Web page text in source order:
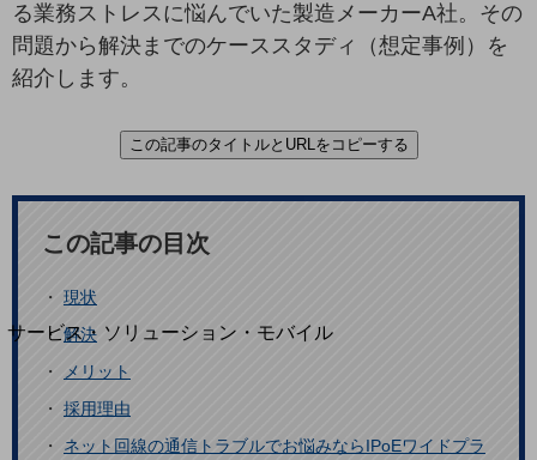
Smart Mobility
Smart Worksite
生成AI(Generative AI)
地域の取り組み
地域社会を支える皆さまと地域課題の解決や
地域経済のさらなる活性化に取り組みます
LGPF(Local Government Platform)
サービス・ソリューション・モバイル
DXに関する課題を解決する
カテゴリーで探す
る業務ストレスに悩んでいた製造メーカーA社。その
問題から解決までのケーススタディ（想定事例）を
紹介します。
この記事のタイトルとURLをコピーする
この記事の目次
・ 現状
・解決
・
メリット
・ 採用理由
・ ネット回線の通信トラブルでお悩みならIPoEワイドプラ